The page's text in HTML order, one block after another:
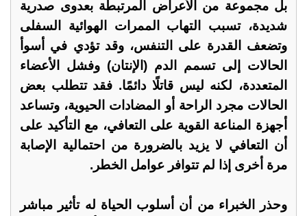
بل مجموعة من الأعراض المرتبطة بعدوى صدرية
شديدة، تسبب التهاب الممرات الهوائية السفلى
وتضعف القدرة على التنفس، وقد تؤدي في أسوأ
الحالات إلى تسمم الدم (الإنتان) وفشل الأعضاء
المتعددة، لكنه ليس قاتلًا دائمًا. فقد تتطلب بعض
الحالات مجرد الراحة أو المضادات الحيوية، وتساعد
أجهزة المناعة القوية على التعافي، مع التأكيد على
أن التعافي لا يزيد بالضرورة من احتمالية الإصابة
مرة أخرى إذا لم تتوافر عوامل الخطر.
وحذر الخبراء من أن أسلوب الحياة له تأثير مباشر